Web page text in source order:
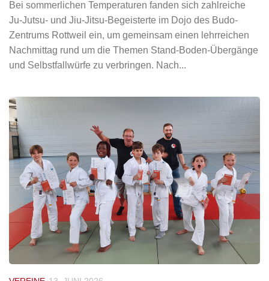
Bei sommerlichen Temperaturen fanden sich zahlreiche
Ju-Jutsu- und Jiu-Jitsu-Begeisterte im Dojo des Budo-
Zentrums Rottweil ein, um gemeinsam einen lehrreichen
Nachmittag rund um die Themen Stand-Boden-Übergänge
und Selbstfallwürfe zu verbringen. Nach...